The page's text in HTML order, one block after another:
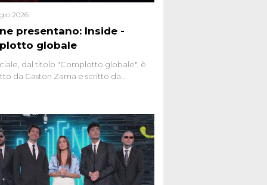
presentano: Inside -
globale
2026
dal titolo "Complotto globale", è
da Gaston Zama e scritto da
dei sospetti globali e del
che negli ultimi anni hanno
network, talk show, piazze digitali
collettivo.